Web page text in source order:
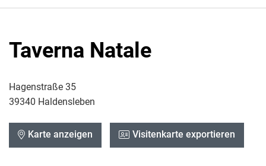
Taverna Natale
Hagenstraße 35
39340 Haldensleben
Karte anzeigen Visitenkarte exportieren